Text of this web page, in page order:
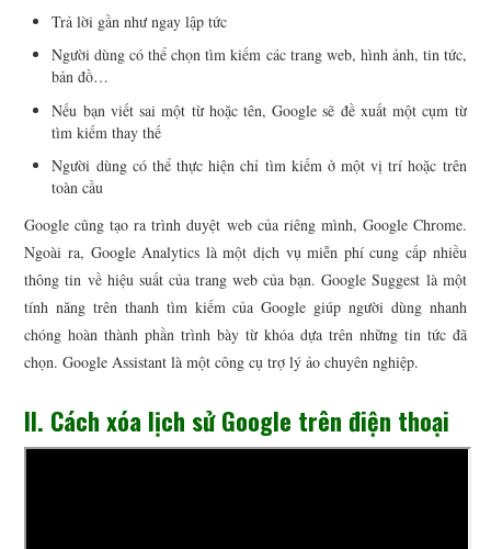
Trả lời gần như ngay lập tức
Người dùng có thể chọn tìm kiếm các trang web, hình ảnh, tin tức,
bản đồ…
Nếu bạn viết sai một từ hoặc tên, Google sẽ đề xuất một cụm từ
tìm kiếm thay thế
Người dùng có thể thực hiện chỉ tìm kiếm ở một vị trí hoặc trên
toàn cầu
Google cũng tạo ra trình duyệt web của riêng mình, Google Chrome.
Ngoài ra, Google Analytics là một dịch vụ miễn phí cung cấp nhiều
thông tin về hiệu suất của trang web của bạn. Google Suggest là một
tính năng trên thanh tìm kiếm của Google giúp người dùng nhanh
chóng hoàn thành phần trình bày từ khóa dựa trên những tin tức đã
chọn. Google Assistant là một công cụ trợ lý ảo chuyên nghiệp.
II. Cách xóa lịch sử Google trên điện thoại